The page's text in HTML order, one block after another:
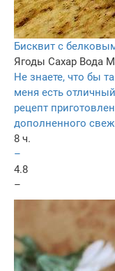
Бисквит с
Ягоды Сахар Вода
Не знаете, что бы
меня есть
рецепт
дополненного
8 ч.
–
4.8
–